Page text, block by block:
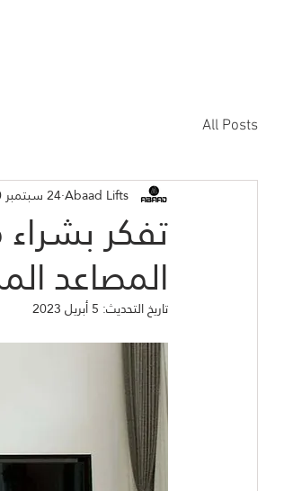
All Posts
تفكر
المصاعد
Abaad Lifts24 سبتمبر 2020
تاريخ التحديث: 5 أبريل 2023